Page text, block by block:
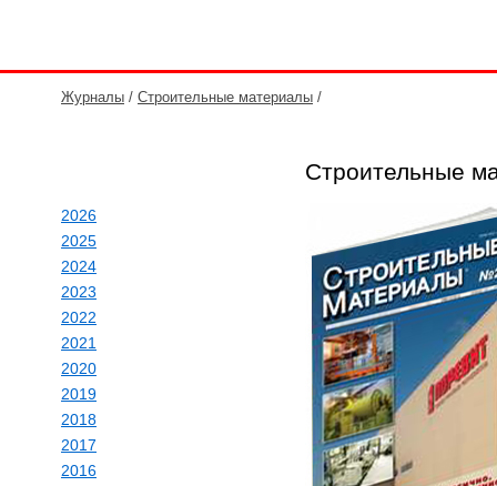
Журналы / Строительные материалы /
Строительные
2026
2025
2024
2023
2022
2021
2020
2019
2018
2017
2016